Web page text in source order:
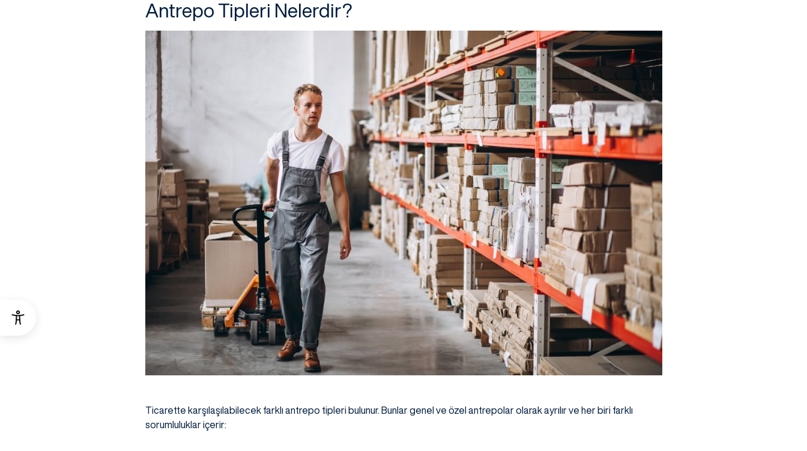
Antrepo Tipleri Nelerdir?
Ticarette karşılaşılabilecek farklı antrepo tipleri bulunur. Bunlar genel ve özel antrepolar olarak ayrılır ve her biri farklı
sorumluluklar içerir: